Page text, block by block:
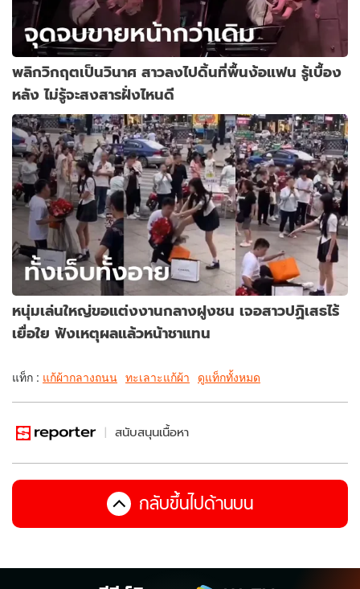
พลิกวิกฤตเป็นวินาศ สาวลงไปดิ้นที่พื้นง้อแฟน รู้เบื้อง
หลัง ไม่รู้จะสงสารฝั่งไหนดี
หนุ่มเล่นใหญ่ขอแต่งงานกลางฝูงชน เจอสาวปฏิเสธไร้
เยื่อใย ฟังเหตุผลแล้วหน้าชาแทน
แท็ก : แก้ผ้ากลางถนน ทะเลาะแก้ผ้า ดูแท็กทั้งหมด
สนับสนุนเนื้อหา
กลับขึ้นไปด้านบน